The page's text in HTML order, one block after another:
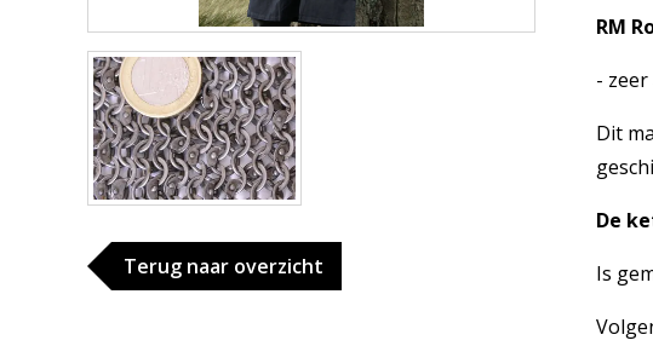
Terug naar overzicht
RM
-
Dit
De
Is